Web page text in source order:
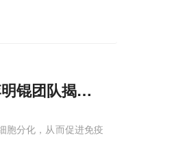
锟团队揭示微小微单胞
胞分化，从而促进免疫